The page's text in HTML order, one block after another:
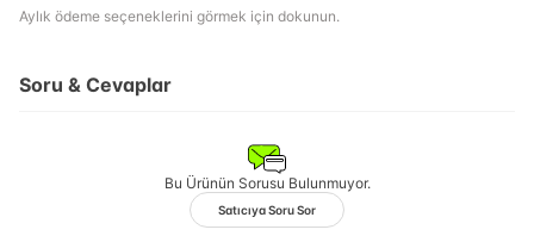
Aylık ödeme seçeneklerini görmek için dokunun.
Soru & Cevaplar
Bu Ürünün Sorusu Bulunmuyor.
Satıcıya Soru Sor